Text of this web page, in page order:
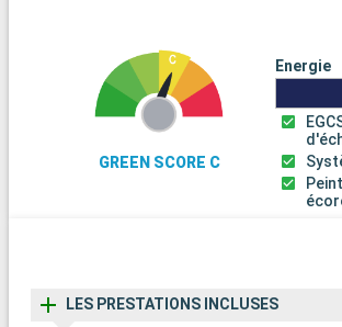
GREEN SCORE C
Energie
LES PRESTATIONS INCLUSES